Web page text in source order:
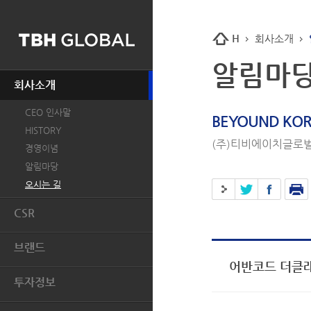
회사소개
CEO 인사말
HISTORY
경영이념
알림마당
오시는 길
CSR
개요
환경
브랜드
BASIC HOUSE
투자정보
H 회사소개
알림마
BEYOUND
(주)티비에이치글로
어반코드 더클